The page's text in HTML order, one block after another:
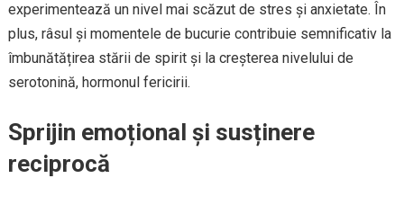
experimentează un nivel mai scăzut de stres și anxietate. În
plus, râsul și momentele de bucurie contribuie semnificativ la
îmbunătățirea stării de spirit și la creșterea nivelului de
serotonină, hormonul fericirii.
Sprijin emoțional și susținere
reciprocă